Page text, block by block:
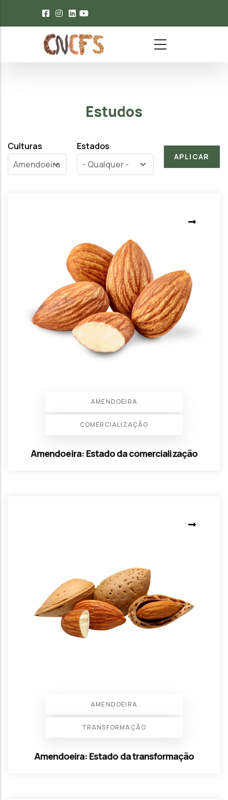
Passar para o conteúdo principal
Estudos
Culturas Estados
AMENDOEIRA
COMERCIALIZAÇÃO
Amendoeira: Estado da comercialização
AMENDOEIRA
TRANSFORMAÇÃO
Amendoeira: Estado da transformação